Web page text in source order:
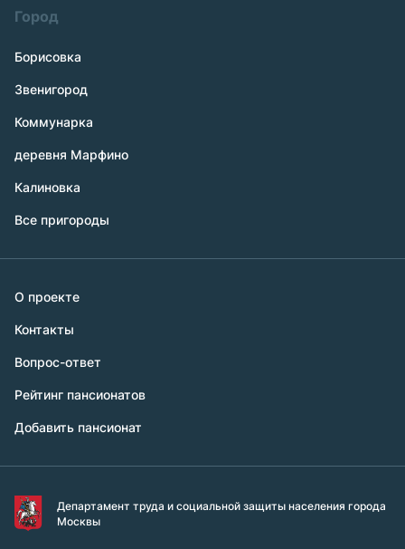
Город
Борисовка
Звенигород
Коммунарка
деревня Марфино
Калиновка
Все пригороды
О проекте
Контакты
Вопрос-ответ
Рейтинг пансионатов
Добавить пансионат
Департамент труда и социальной защиты населения города
Москвы